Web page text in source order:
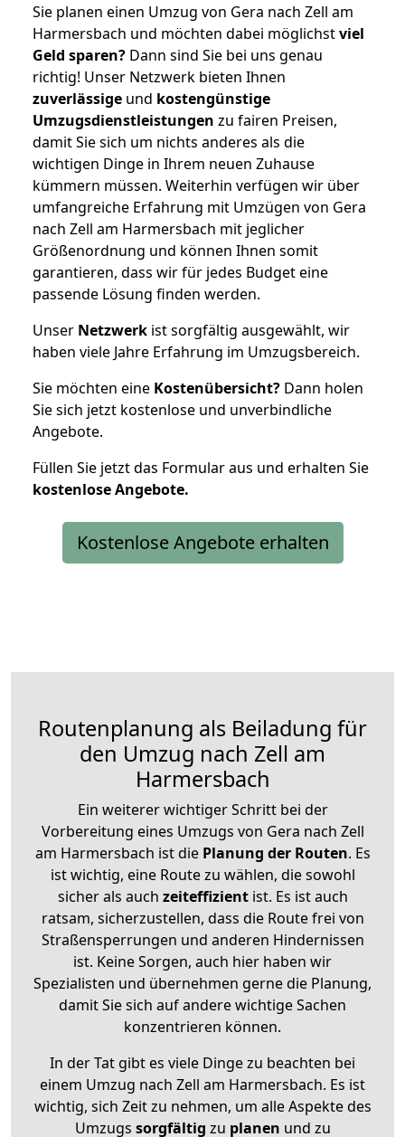
Sie planen einen Umzug von Gera nach Zell am
Harmersbach und möchten dabei möglichstviel
Geld sparen? Dann sind Sie bei uns genau
richtig! Unser Netzwerk bieten Ihnen
zuverlässige und kostengünstige
Umzugsdienstleistungen zu fairen Preisen,
damit Sie sich um nichts anderes als die
wichtigen Dinge in Ihrem neuen Zuhause
kümmern müssen. Weiterhin verfügen wir über
umfangreiche Erfahrung mit Umzügen von Gera
nach Zell am Harmersbach mit jeglicher
Größenordnung und können Ihnen somit
garantieren, dass wir für jedes Budget eine
passende Lösung finden werden.
Unser Netzwerk ist sorgfältig ausgewählt, wir
haben viele Jahre Erfahrung im Umzugsbereich.
Sie möchten eine Kostenübersicht? Dann holen
Sie sich jetzt kostenlose und unverbindliche
Angebote.
Füllen Sie jetzt das Formular aus und erhalten Sie
kostenloseAngebote.
Kostenlose Angebote erhalten
Routenplanung als Beiladung für
den Umzug nach Zell am
Harmersbach
Ein weiterer wichtiger Schritt bei der
Vorbereitung eines Umzugs von Gera nach Zell
am Harmersbach ist diePlanung der Routen. Es
ist wichtig, eine Route zu wählen, die sowohl
sicher als auch zeiteffizientist. Es ist auch
ratsam, sicherzustellen, dass die Route frei von
Straßensperrungen und anderen Hindernissen
ist. Keine Sorgen, auch hier haben wir
Spezialisten und übernehmen gerne die Planung,
damit Sie sich auf andere wichtige Sachen
konzentrieren können.
In der Tat gibt es viele Dinge zu beachten bei
einem Umzug nach Zell am Harmersbach. Es ist
wichtig, sich Zeit zu nehmen, um alle Aspekte des
Umzugs sorgfältig zu planen und zu